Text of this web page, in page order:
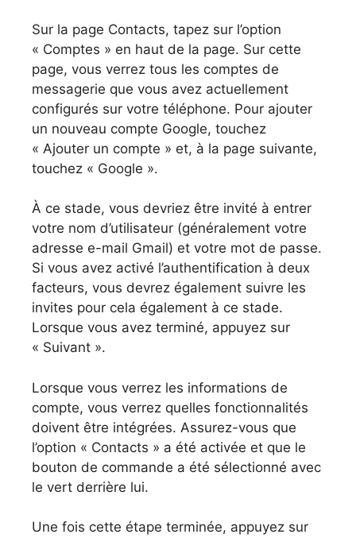
Sur la page Contacts, tapez sur l’option
« Comptes » en haut de la page. Sur cette
page, vous verrez tous les comptes de
messagerie que vous avez actuellement
configurés sur votre téléphone. Pour ajouter
un nouveau compte Google, touchez
« Ajouter un compte » et, à la page suivante,
touchez « Google ».
À ce stade, vous devriez être invité à entrer
votre nom d’utilisateur (généralement votre
adresse e-mail Gmail) et votre mot de passe.
Si vous avez activé l’authentification à deux
facteurs, vous devrez également suivre les
invites pour cela également à ce stade.
Lorsque vous avez terminé, appuyez sur
« Suivant ».
Lorsque vous verrez les informations de
compte, vous verrez quelles fonctionnalités
doivent être intégrées. Assurez-vous que
l’option « Contacts » a été activée et que le
bouton de commande a été sélectionné avec
le vert derrière lui.
Une fois cette étape terminée, appuyez sur